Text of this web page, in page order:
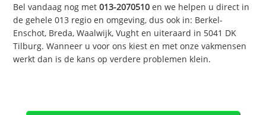
Bel vandaag nog met013-2070510 en we helpen u direct in
de gehele 013 regio en omgeving, dus ook in: Berkel-
Enschot, Breda, Waalwijk, Vught en uiteraard in 5041 DK
Tilburg. Wanneer u voor ons kiest en met onze vakmensen
werkt dan is de kans op verdere problemen klein.